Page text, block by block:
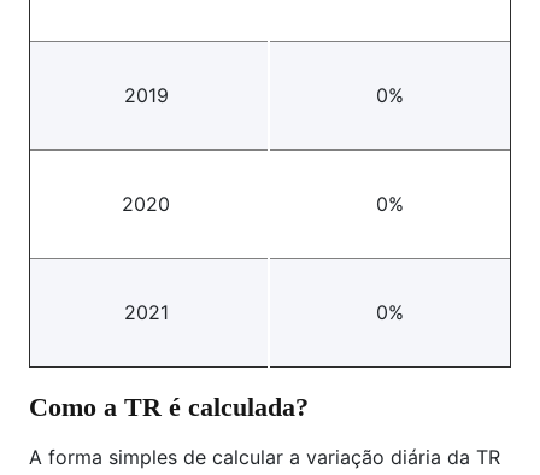
2019 0%
2020 0%
2021 0%
Como a TR é calculada?
A forma simples de calcular a variação diária da TR